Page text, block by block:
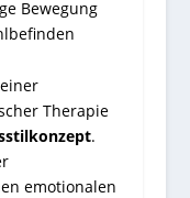
Bewegung
Therapie
.
emotionalen